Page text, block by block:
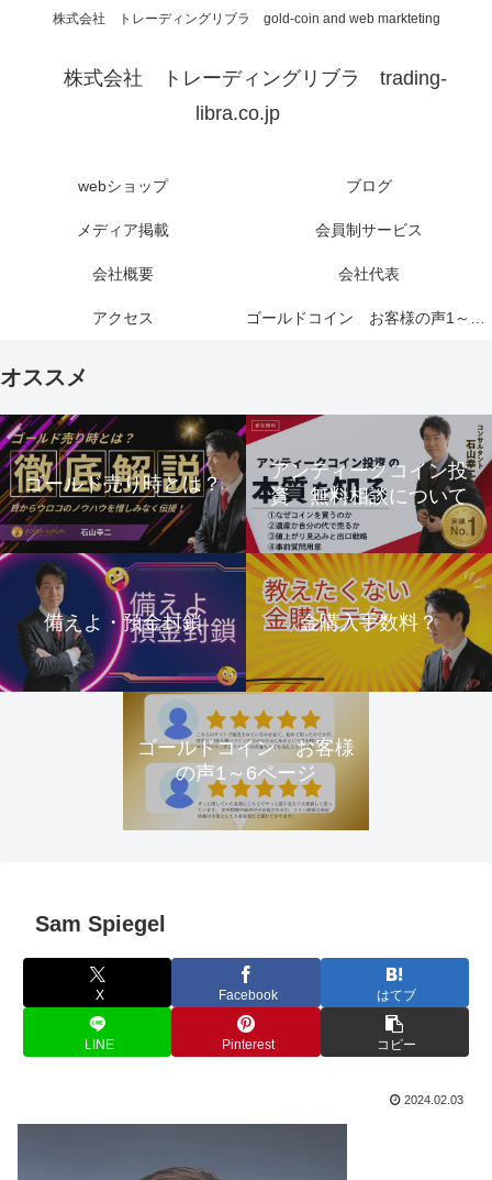
株式会社 トレーディングリブラ gold-coin and web markteting
株式会社 トレーディングリブラ trading-
libra.co.jp
webショップ ブログ
メディア掲載 会員制サービス
会社概要 会社代表
アクセス ゴールドコイン お客様の声1～6ページ
オススメ
ゴールド売り時とは？
アンティークコイン投
資 無料相談について
備えよ・預金封鎖 金購入手数料？
ゴールドコイン お客様
の声1～6ページ
Sam Spiegel
X Facebook はてブ
LINE Pinterest コピー
2024.02.03